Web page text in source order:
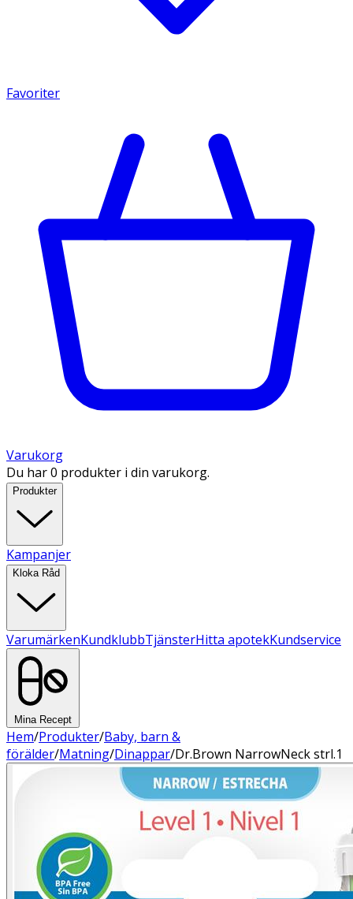
Favoriter
Varukorg
Du har 0 produkter i din varukorg.
Produkter
Kampanjer
Kloka Råd
VarumärkenKundklubbTjänsterHitta apotekKundservice
Mina Recept
Hem/Produkter/Baby, barn &
förälder/Matning/Dinappar/Dr.Brown NarrowNeck strl.1